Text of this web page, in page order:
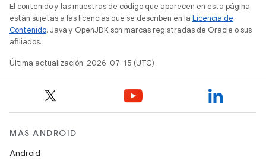
El contenido y las muestras de código que aparecen en esta página
están sujetas a las licencias que se describen en la Licencia de
Contenido. Java y OpenJDK son marcas registradas de Oracle o sus
afiliados.
Última actualización: 2026-07-15 (UTC)
MÁS ANDROID
Android